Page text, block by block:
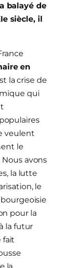
balayé de
siècle, il
en
la crise de
qui
veulent
le
avons
la lutte
le
pour la
la futur
fait